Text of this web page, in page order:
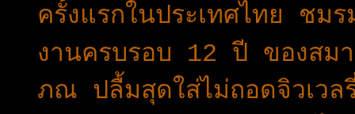
ครั้งแรกในประเทศไทย ช
งานครบรอบ 12 ปี ของส
ภณ ปลื้มสุดใส่ไม่ถอดจิวเวล